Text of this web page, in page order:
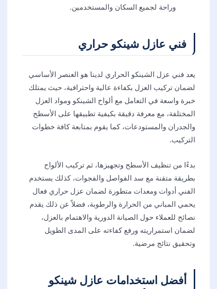
وراحة لجميع السكان والمستخدمين.
فني عازل شينكو حراري
يعد فني عزل الشينكو الحراري لدينا هو العنصر الأساسي
لضمان تركيب العزل بكفاءة عالية واحترافية، حيث يمتلك
خبرة واسعة في التعامل مع ألواح الشينكو ومواد العزل
المختلفة، مع معرفة دقيقة بكيفية تطبيقها على الأسطح
والجدران والمستودعات، كما يقوم بمتابعة كافة خطوات
التركيب.
بدءًا من تنظيف الأسطح وتجهيزها، ثم تركيب الألواح
بطريقة متقنة مع سد الفواصل والفجوات، كذلك يستخدم
الفني أدوات ومعدات متطورة لضمان عزل حراري فعال
يحمي المباني من الحرارة والرطوبة، فضلاً عن ذلك يقدم
نصائح للعملاء حول الصيانة الدورية والاهتمام بالعزل،
لضمان استمراريته ورفع كفاءته على المدى الطويل
وتحقيق نتائج مرضية.
أفضل استخدامات عازل شينكو